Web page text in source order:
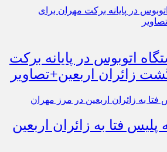
۷۱۴ دستگاه اتوبوس در پایانه برکت
زائران اربعین+تصاویر
ساعته پلیس فتا به زائران اربعین